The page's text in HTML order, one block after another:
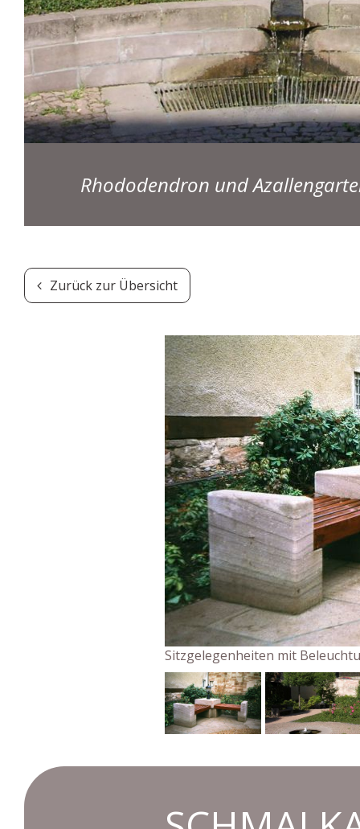
Rhododendron und
Zurück zur Übersicht
Sitzgelegenheiten mit